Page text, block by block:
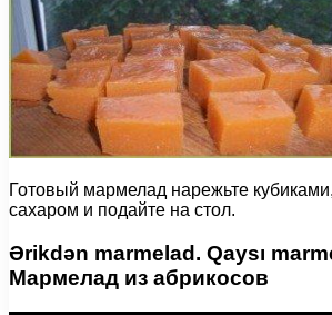
Готовый мармелад нарежьте
сахаром и подайте на стол.
Ərikdən marmelad. Qaysı
Мармелад из абрикосов